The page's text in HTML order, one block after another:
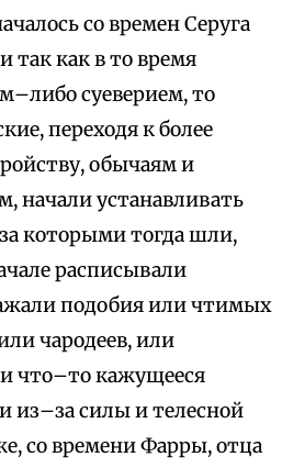
со времен Серуга
так как в то время
суеверием, то
переходя к более
обычаям и
начали устанавливать
которыми тогда шли,
расписывали
подобия или чтимых
чародеев, или
что–то кажущееся
из–за силы и телесной
со времени Фарры, отца